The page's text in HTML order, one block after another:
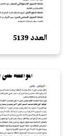
العدد 5139